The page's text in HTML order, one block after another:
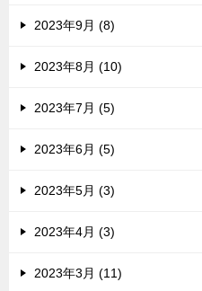
2023年9月 (8)
2023年8月 (10)
2023年7月 (5)
2023年6月 (5)
2023年5月 (3)
2023年4月 (3)
2023年3月 (11)